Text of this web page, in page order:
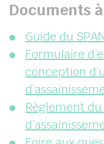
Documents
Guide du
Formulaire
conception
Règlement